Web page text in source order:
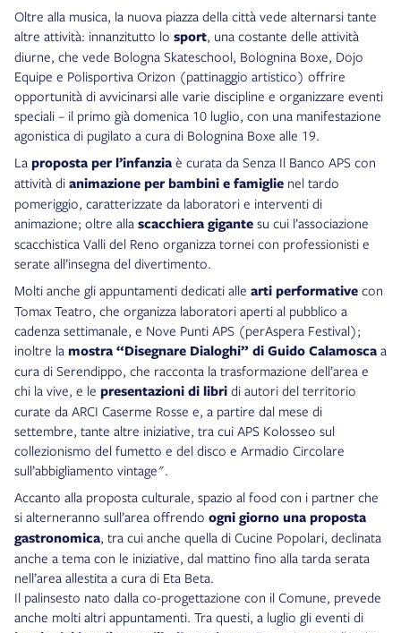
Oltre alla musica, la nuova piazza della città vede alternarsi tante
altre attività: innanzitutto lo sport, una costante delle attività
diurne, che vede Bologna Skateschool, Bolognina Boxe, Dojo
Equipe e Polisportiva Orizon (pattinaggio artistico) offrire
opportunità di avvicinarsi alle varie discipline e organizzare eventi
speciali – il primo già domenica 10 luglio, con una manifestazione
agonistica di pugilato a cura di Bolognina Boxe alle 19.
La proposta per l’infanzia è curata da Senza Il Banco APS con
attività di animazione per bambini e famiglie nel tardo
pomeriggio, caratterizzate da laboratori e interventi di
animazione; oltre alla scacchiera gigante su cui l’associazione
scacchistica Valli del Reno organizza tornei con professionisti e
serate all’insegna del divertimento.
Molti anche gli appuntamenti dedicati alle arti performative con
Tomax Teatro, che organizza laboratori aperti al pubblico a
cadenza settimanale, e Nove Punti APS (perAspera Festival);
inoltre la mostra “Disegnare Dialoghi” di Guido Calamosca a
cura di Serendippo, che racconta la trasformazione dell’area e
chi la vive, e le presentazioni di libri di autori del territorio
curate da ARCI Caserme Rosse e, a partire dal mese di
settembre, tante altre iniziative, tra cui APS Kolosseo sul
collezionismo del fumetto e del disco e Armadio Circolare
sull’abbigliamento vintage".
Accanto alla proposta culturale, spazio al food con i partner che
si alterneranno sull’area offrendo ogni giorno una proposta
gastronomica, tra cui anche quella di Cucine Popolari, declinata
anche a tema con le iniziative, dal mattino fino alla tarda serata
nell’area allestita a cura di Eta Beta.
Il palinsesto nato dalla co-progettazione con il Comune, prevede
anche molti altri appuntamenti. Tra questi, a luglio gli eventi di